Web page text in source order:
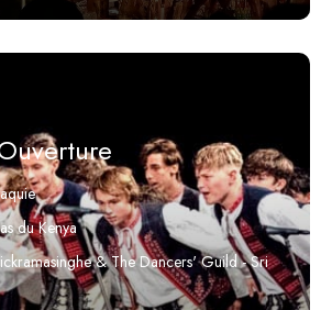
du Kenya
& The Dancers' Guild - Sri